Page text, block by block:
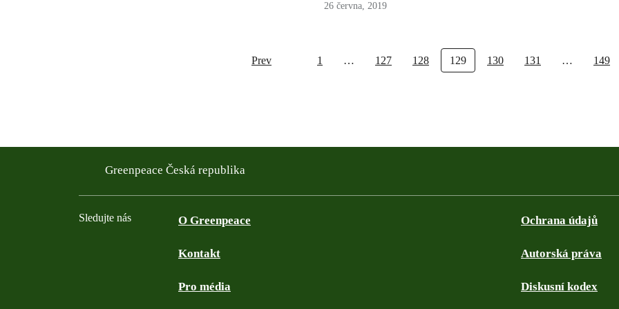
26 června, 2019
Prev 1 … 127 128 129 130 131 … 149
Greenpeace Česká republika
Sledujte nás O Greenpeace
Kontakt
Pro média
Ochrana údajů
Autorská práva
Diskusní kodex